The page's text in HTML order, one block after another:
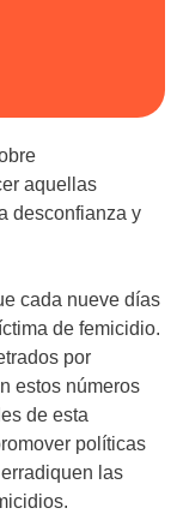
aquellas
desconfianza y
cada nueve días
de femicidio.
por
estos números
de esta
políticas
las